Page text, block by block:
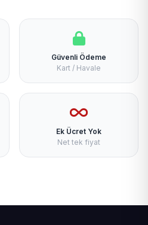
Güvenli Ödeme
Kart / Havale
Ek Ücret Yok
Net tek fiyat